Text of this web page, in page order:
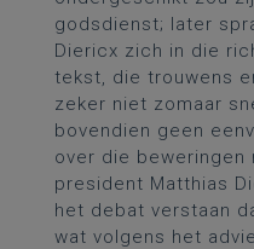
godsdienst; later
Diericx zich in die
tekst, die trouwens
zeker niet zomaar
bovendien geen
over die beweringen
president Matthias
het debat verstaan
wat volgens het